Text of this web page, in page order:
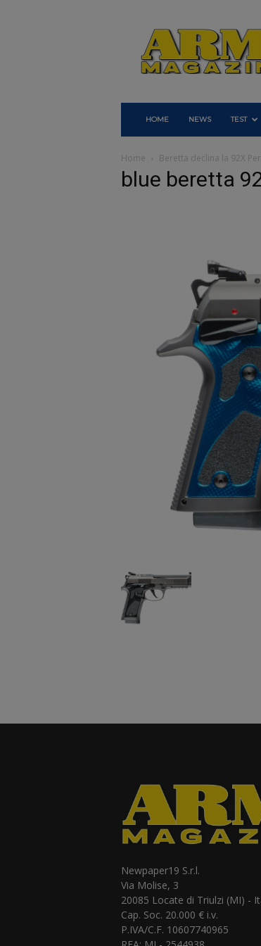
Armi
Magazine
HOME NEWS TEST
Home Beretta declina la 92X
blue beretta
Newpaper19 S.r.l.
Via Molise, 3
20085 Locate di Triulzi (MI) -
Cap. Soc. 20.000 € i.v.
P.IVA/C.F. 10607740965